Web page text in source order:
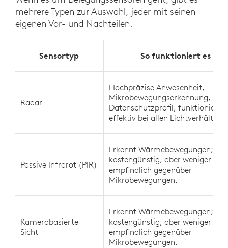
mehrere Typen zur Auswahl, jeder mit seinen
eigenen Vor- und Nachteilen.
Sensortyp So funktioniert es
Radar
Hochpräzise Anwesenheit,
Mikrobewegungserkennung,
Datenschutzprofil, funktioniert
effektiv bei allen
Passive Infrarot (PIR)
Erkennt Wärmebewegungen;
kostengünstig, aber weniger
empfindlich gegenüber
Mikrobewegungen.
Kamerabasierte
Sicht
Erkennt Wärmebewegungen;
kostengünstig, aber weniger
empfindlich gegenüber
Mikrobewegungen.